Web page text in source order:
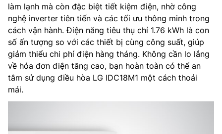
làm lạnh mà còn đặc biệt tiết kiệm điện, nhờ công
nghệ inverter tiên tiến và các tối ưu thông minh trong
cách vận hành. Điện năng tiêu thụ chỉ 1.76 kWh là con
số ấn tượng so với các thiết bị cùng công suất, giúp
giảm thiểu chi phí điện hàng tháng. Không cần lo lắng
về hóa đơn điện tăng cao, bạn hoàn toàn có thể an
tâm sử dụng điều hòa LG IDC18M1 một cách thoải
mái.